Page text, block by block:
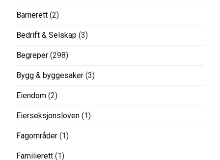
Barnerett (2)
Bedrift & Selskap (3)
Begreper (298)
Bygg & byggesaker (3)
Eiendom (2)
Eierseksjonsloven (1)
Fagområder (1)
Familierett (1)